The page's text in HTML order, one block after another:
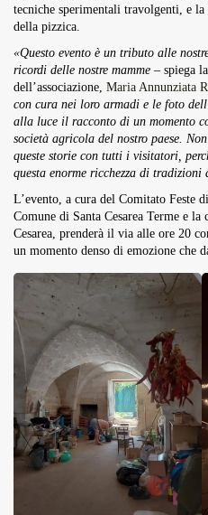
tecniche sperimentali travolgenti, e
della pizzica.
«Questo evento è un tributo alle
ricordi delle nostre mamme – spiega
dell’associazione, Maria Annunziata
con cura nei loro armadi e le foto
alla luce il racconto di un momento
società agricola del nostro paese.
queste storie con tutti i visitatori,
questa enorme ricchezza di tradizioni
L’evento, a cura del Comitato
Comune di Santa Cesarea Terme e
Cesarea, prenderà il via alle ore 20
un momento denso di emozione che